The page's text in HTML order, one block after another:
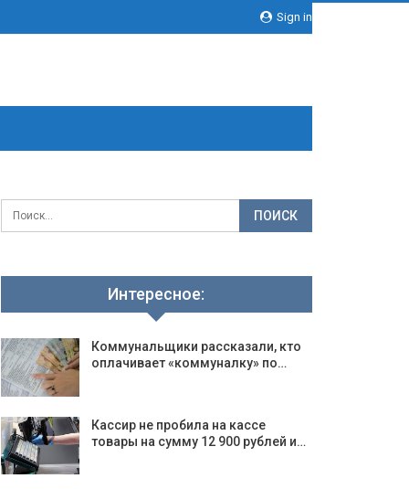
Sign in
Интересное:
Коммунальщики рассказали, кто
оплачивает «коммуналку» по…
Кассир не пробила на кассе
товары на сумму 12 900 рублей и…